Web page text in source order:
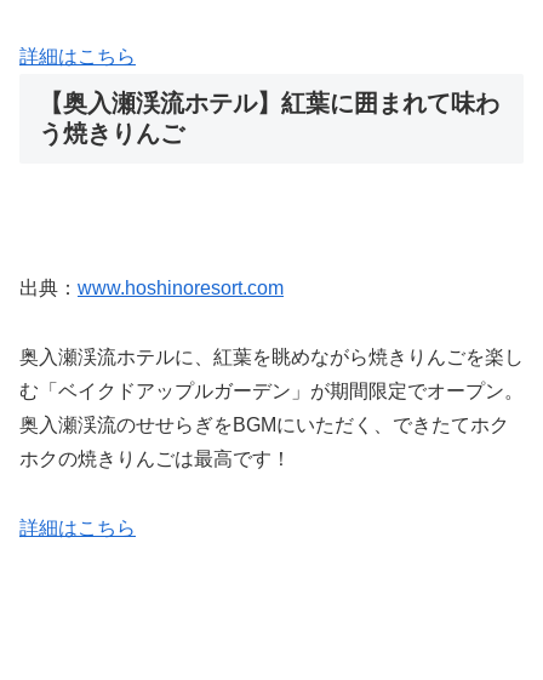
詳細はこちら
【奥入瀬渓流ホテル】紅葉に囲まれて味わ
う焼きりんご
出典： www.hoshinoresort.com
奥入瀬渓流ホテルに、紅葉を眺めながら焼きりんごを楽し
む「ベイクドアップルガーデン」が期間限定でオープン。
奥入瀬渓流のせせらぎをBGMにいただく、できたてホク
ホクの焼きりんごは最高です！
詳細はこちら